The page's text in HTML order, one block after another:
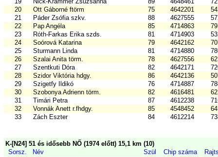
20
Ott Gáborné ftörm 75 4642201
21
Páder Zsófia szkv. 88 4627555
22
Pap Angéla 85 4714863
23
Róth-Farkas Erika szds. 81 4714903
24
Soórová Katarina 79 4642162
25
Sturmann Linda 81 4714880
26
Szalai Anita törm. 78 4627556
27
Szentkuti Dóra 82 4642171
28
Szidor Viktória hdgy. 86 4642136
29
Szigetfy Ildikó 76 4714887
30
Szobonya Adrienn törm. 82 4616481
31
Timári Petra 87 4612238
32
Vonnák Anett r.fhdgy. 85 4548452
33
Zách Eszter 84 4612214
K-[N24] 51 és idősebb NŐ (1974 előtt) 15,1 km (10)
Sorsz.
Név Szül Chip száma